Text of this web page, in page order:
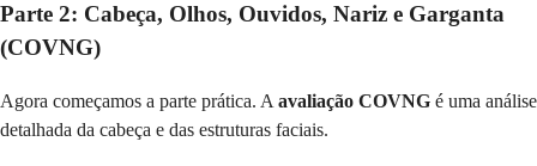
Parte 2: Cabeça, Olhos, Ouvidos, Nariz e Garganta
(COVNG)
Agora começamos a parte prática. A avaliação COVNG é uma análise
detalhada da cabeça e das estruturas faciais.